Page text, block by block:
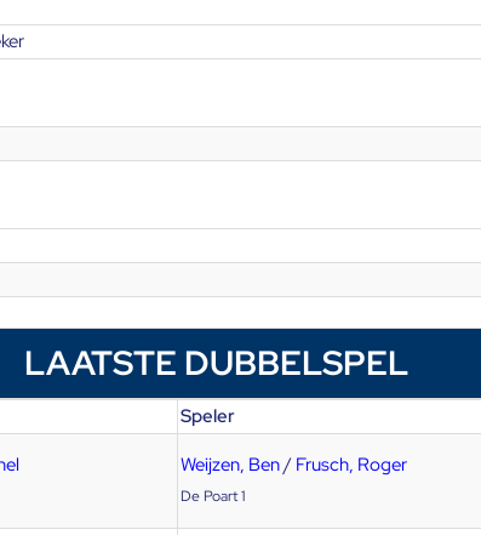
LAATSTE DUBBELSPEL
Speler
Weijzen, Ben/ Frusch, Roger
De Poart 1